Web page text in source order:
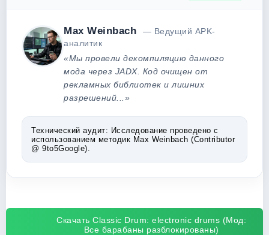
Max Weinbach
— Ведущий APK-
аналитик
«Мы провели декомпиляцию данного
мода через JADX. Код очищен от
рекламных библиотек и лишних
разрешений...»
Технический аудит: Исследование проведено с
использованием методик Max Weinbach (Contributor
@ 9to5Google).
Скачать Classic Drum: electronic drums (Мод:
Все барабаны разблокированы)